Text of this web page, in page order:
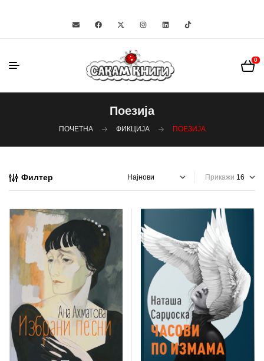
0
Поезија
ПОЧЕТНА ФИКЦИЈА ПОЕЗИЈА
Филтер Прикажи